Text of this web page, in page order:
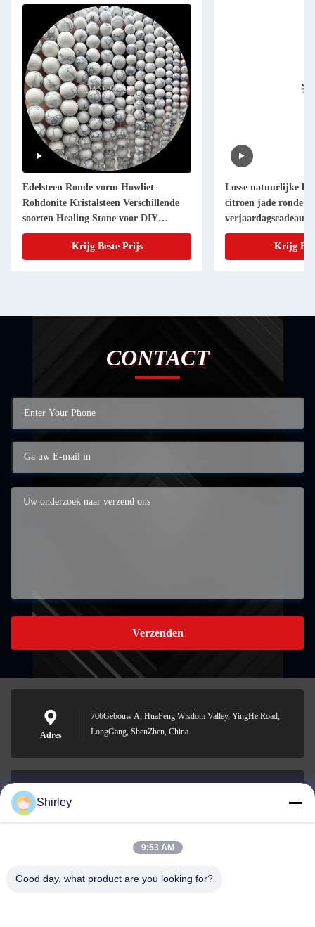
Edelsteen Ronde vorm Howliet
Rohdonite Kristalsteen Verschillende
soorten Healing Stone voor DIY
Juwelen
Krijg Beste Prijs
Losse natuurlijke
citroen jade ronde
verjaardagscadeau
Krijg
CONTACT
Verzenden
Adres
706Gebouw A, HuaFeng Wisdom Valley, YingHe Road,
LongGang, ShenZhen, China
0086-18148506772
Shirley
9:53 AM
Good day, what product are you looking for?